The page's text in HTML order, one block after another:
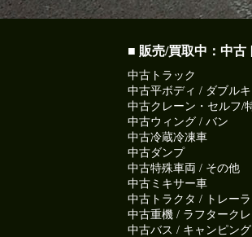
■ 販売/買取中：中古
中古トラック
中古平ボディ / ダブル
中古クレーン・セルフ/
中古ウィング / バン
中古冷蔵冷凍車
中古ダンプ
中古特殊車両 / その他
中古ミキサー車
中古トラクタ / トレー
中古重機 / ラフターク
中古バス / キャンピン